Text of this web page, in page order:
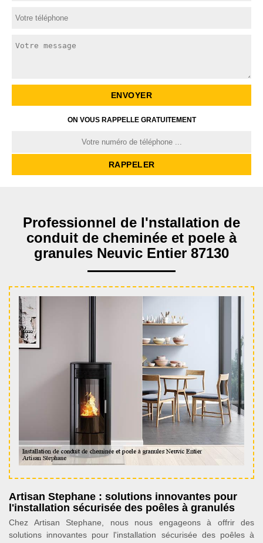
ON VOUS RAPPELLE GRATUITEMENT
Professionnel de l'nstallation de
conduit de cheminée et poele à
granules Neuvic Entier 87130
Artisan Stephane : solutions innovantes pour
l'installation sécurisée des poêles à granulés
Chez Artisan Stephane, nous nous engageons à offrir des
solutions innovantes pour l'installation sécurisée des poêles à